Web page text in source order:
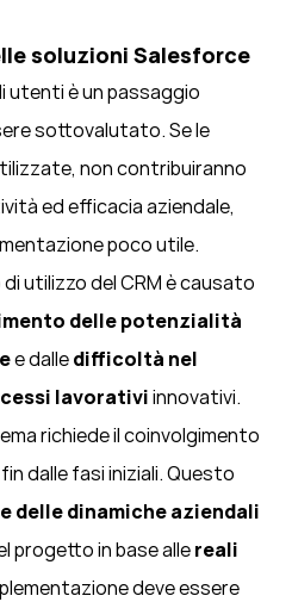
soluzioni Salesforce
utenti è un passaggio
sottovalutato. Se le
non contribuiranno
ed efficacia aziendale,
poco utile.
utilizzo del CRM è causato
delle potenzialità
e dalledifficoltà nel
lavorativiinnovativi.
richiede il coinvolgimento
dalle fasi iniziali. Questo
delle dinamiche aziendali
progetto in base allereali
deve essere